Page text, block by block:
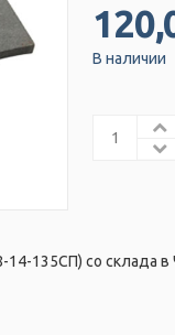
В наличии
135СП) со склада